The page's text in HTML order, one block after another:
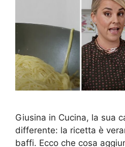
Giusina in Cucina, la sua
differente: la ricetta è
baffi. Ecco che cosa